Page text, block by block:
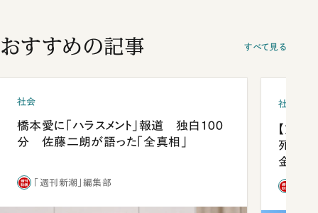
おすすめの記事 すべて見る
社会
橋本愛に「ハラスメント」報道 独白100
分 佐藤二朗が語った「全真相」
「週刊新潮」編集部
社会
【熊本
死を分
金」